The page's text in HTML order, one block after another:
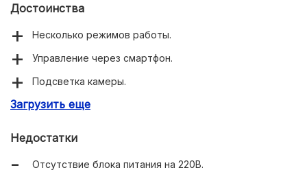
Достоинства
Несколько режимов работы.
Управление через смартфон.
Подсветка камеры.
Отверстие для слива.
Загрузить еще
Недостатки
Отсутствие блока питания на 220В.